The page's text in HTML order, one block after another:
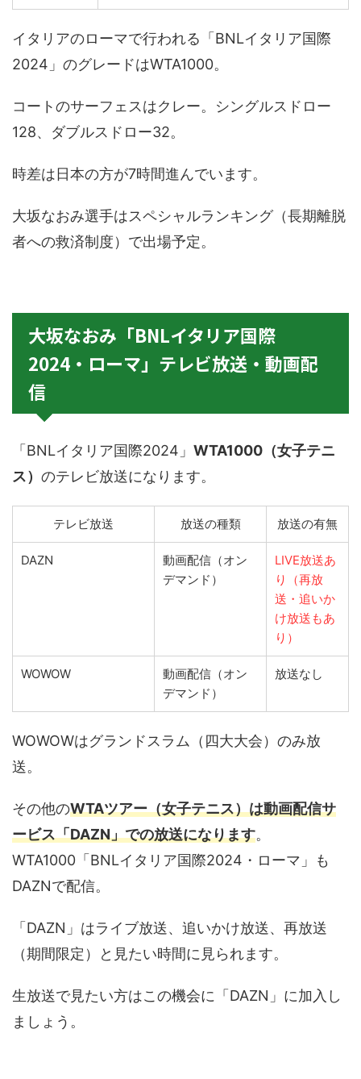
イタリアのローマで行われる「BNLイタリア国際
2024」のグレードはWTA1000。
コートのサーフェスはクレー。シングルスドロー
128、ダブルスドロー32。
時差は日本の方が7時間進んでいます。
大坂なおみ選手はスペシャルランキング（長期離脱
者への救済制度）で出場予定。
大坂なおみ「BNLイタリア国際
2024・ローマ」テレビ放送・動画配
信
「BNLイタリア国際2024」 WTA1000（女子テニ
ス） のテレビ放送になります。
テレビ放送 放送の種類 放送の有無
DAZN
動画配信（オン
デマンド）
LIVE放送あ
り（再放
送・追いか
け放送もあ
り）
WOWOW
動画配信（オン
デマンド）
放送なし
WOWOWはグランドスラム（四大大会）のみ放
送。
その他のWTAツアー（女子テニス）は動画配信サ
ービス「DAZN」での放送になります。
WTA1000「BNLイタリア国際2024・ローマ」も
DAZNで配信。
「DAZN」はライブ放送、追いかけ放送、再放送
（期間限定）と見たい時間に見られます。
生放送で見たい方はこの機会に「DAZN」に加入し
ましょう。